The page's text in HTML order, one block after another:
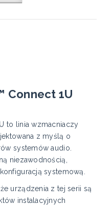
Connect 1U
to linia wzmacniaczy
z myślą o
systemów audio.
niezawodnością,
systemową.
urządzenia z tej serii są
instalacyjnych